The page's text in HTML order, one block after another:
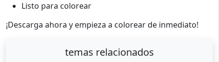
Listo para colorear
¡Descarga ahora y empieza a colorear de inmediato!
temas relacionados